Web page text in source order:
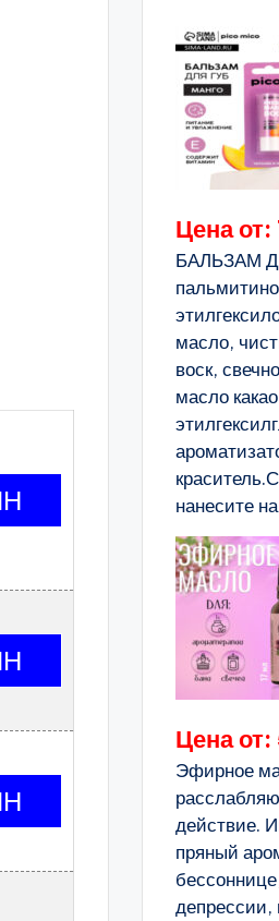
Цена от:
БАЛЬЗАМ
масло,
воск,
масло
нанесите
Цена
Эфирное
действие.
пряный
депрессии,